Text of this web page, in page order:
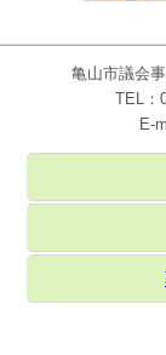
亀山市議会
TEL：
E-